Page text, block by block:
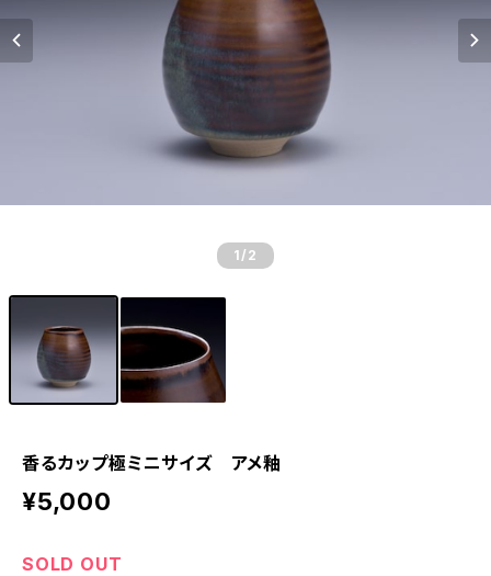
1 /2
香るカップ極ミニサイズ アメ釉
¥5,000
SOLD OUT